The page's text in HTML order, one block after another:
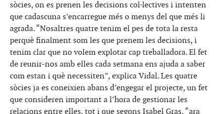
sòcies, on es prenen les decisions col·lectives i intenten
que cadascuna s’encarregue més o menys del que més li
agrada. “Nosaltres quatre tenim el pes de tota la resta
perquè finalment som les que prenem les decisions, i
tenim clar que no volem explotar cap treballadora. El fet
de reunir-nos amb elles cada setmana ens ajuda a saber
com estan i què necessiten”, explica Vidal. Les quatre
sòcies ja es coneixien abans d’engegar el projecte, un fet
que consideren important a l’hora de gestionar les
relacions entre elles, tot i que segons Isabel Gras, “ara